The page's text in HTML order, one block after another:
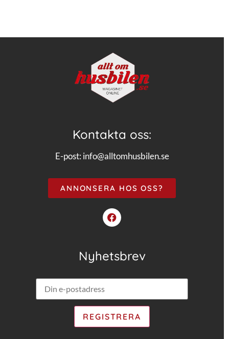
Kontakta oss:
E-post: info@alltomhusbilen.se
ANNONSERA HOS OSS?
Nyhetsbrev